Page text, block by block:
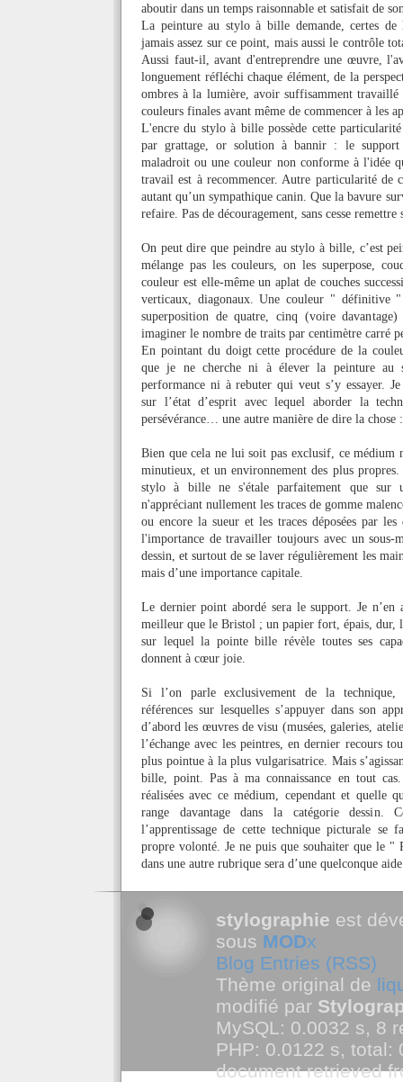
aboutir dans un temps raisonnable et satisfait de
La peinture au stylo à bille demande, certes de
jamais assez sur ce point, mais aussi le contrôle
Aussi faut-il, avant d'entreprendre une œuvre,
longuement réfléchi chaque élément, de la
ombres à la lumière, avoir suffisamment travaillé
couleurs finales avant même de commencer à les
L'encre du stylo à bille possède cette
par grattage, or solution à bannir : le
maladroit ou une couleur non conforme à l'idée
travail est à recommencer. Autre particularité de
autant qu’un sympathique canin. Que la bavure
refaire. Pas de découragement, sans cesse
On peut dire que peindre au stylo à bille, c’est
mélange pas les couleurs, on les superpose,
couleur est elle-même un aplat de couches
verticaux, diagonaux. Une couleur " définitive
superposition de quatre, cinq (voire
imaginer le nombre de traits par centimètre carré
En pointant du doigt cette procédure de la
que je ne cherche ni à élever la peinture
performance ni à rebuter qui veut s’y essayer.
sur l’état d’esprit avec lequel aborder la
persévérance… une autre manière de dire la chose
Bien que cela ne lui soit pas exclusif, ce médium
minutieux, et un environnement des plus
stylo à bille ne s'étale parfaitement que sur
n'appréciant nullement les traces de gomme
ou encore la sueur et les traces déposées par
l'importance de travailler toujours avec un sous-
dessin, et surtout de se laver régulièrement les
mais d’une importance capitale.
Le dernier point abordé sera le support. Je
meilleur que le Bristol ; un papier fort, épais, dur,
sur lequel la pointe bille révèle toutes ses
donnent à cœur joie.
Si l’on parle exclusivement de la technique,
références sur lesquelles s’appuyer dans son
d’abord les œuvres de visu (musées, galeries,
l’échange avec les peintres, en dernier recours
plus pointue à la plus vulgarisatrice. Mais
bille, point. Pas à ma connaissance en tout
réalisées avec ce médium, cependant et quelle
range davantage dans la catégorie dessin.
l’apprentissage de cette technique picturale se
propre volonté. Je ne puis que souhaiter que le "
dans une autre rubrique sera d’une quelconque
stylographie est
sous MODx
Blog Entries (RSS)
Thème original de
modifié par
MySQL: 0.0032 s, 8
PHP: 0.0122 s, total:
document retrieved